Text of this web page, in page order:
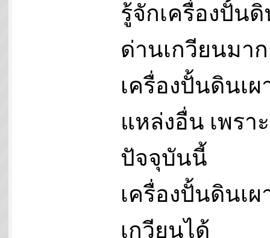
รู้จักเครื่องปั้นดิ
ด่านเกวียนมา
เครื่องปั้นดินเผ
แหล่งอื่น เพราะ
ปัจจุบันนี้
เครื่องปั้นดินเ
เกวียนได้